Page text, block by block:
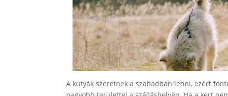
A kutyák szeretnek a szabadban lenni, ezért